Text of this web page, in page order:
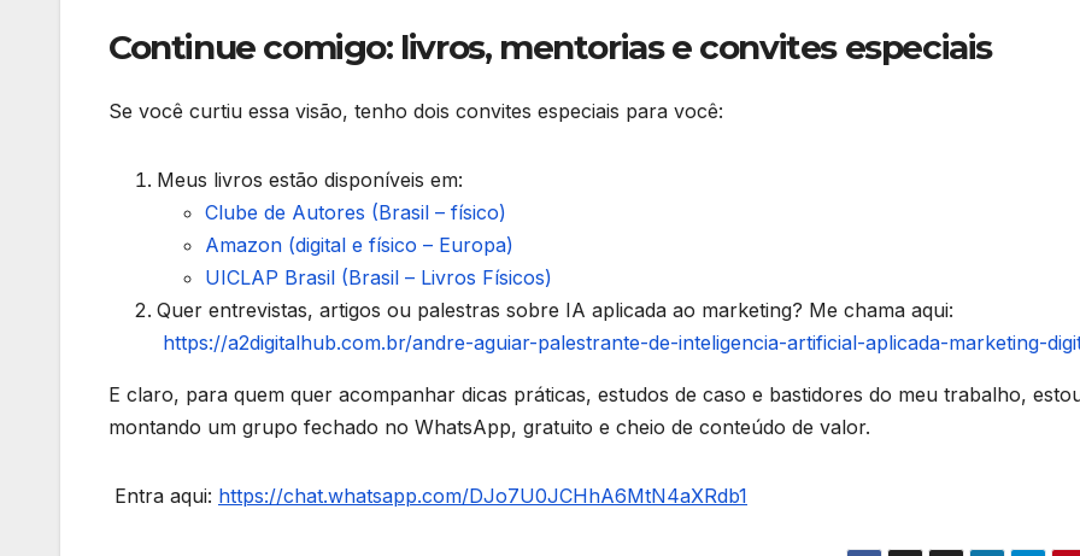
Continue comigo: livros, mentorias e convites especiais
Se você curtiu essa visão, tenho dois convites especiais para você:
Meus livros estão disponíveis em:
Clube de Autores (Brasil – físico)
Amazon (digital e físico – Europa)
UICLAP Brasil (Brasil – Livros Físicos)
Quer entrevistas, artigos ou palestras sobre IA aplicada ao marketing? Me chama aqui:
https://a2digitalhub.com.br/andre-aguiar-palestrante-de-inteligencia-artificial-aplicada-marketing-
E claro, para quem quer acompanhar dicas práticas, estudos de caso e bastidores do meu trabalho,
montando um grupo fechado no WhatsApp, gratuito e cheio de conteúdo de valor.
Entra aqui: https://chat.whatsapp.com/DJo7U0JCHhA6MtN4aXRdb1